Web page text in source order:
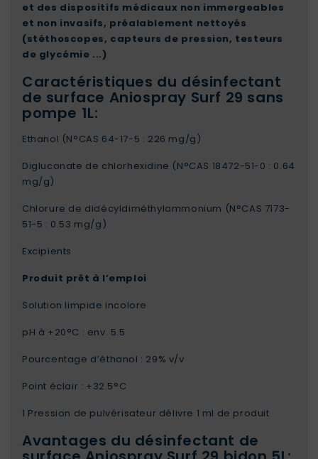
et des dispositifs médicaux non immergeables
et non invasifs, préalablement nettoyés
(stéthoscopes, capteurs de pression, testeurs
de glycémie ...)
Caractéristiques du désinfectant
de surface Aniospray Surf 29 sans
pompe 1L:
Ethanol (N°CAS 64-17-5 : 226 mg/g)
Digluconate de chlorhexidine (N°CAS 18472-51-0 : 0.64
mg/g)
Chlorure de didécyldiméthylammonium (N°CAS 7173-
51-5 : 0.53 mg/g)
Excipients
Produit prêt à l’emploi
Solution limpide incolore
pH à +20°C : env. 5.5
Pourcentage d’éthanol : 29% v/v
Point éclair : +32.5°C
1 Pression de pulvérisateur délivre 1 ml de produit
Avantages du désinfectant de